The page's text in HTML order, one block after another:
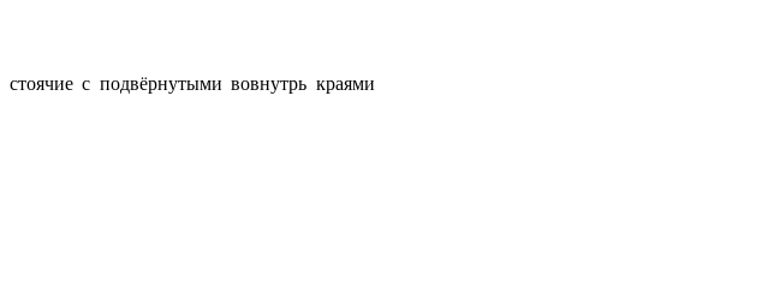
стоячие с подвёрнутыми вовнутрь краями